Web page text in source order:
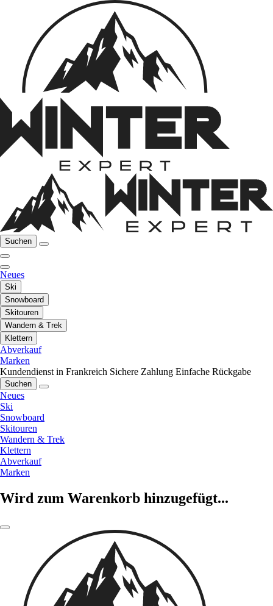
Suchen
Neues
Ski
Snowboard
Skitouren
Wandern & Trek
Klettern
Abverkauf
Marken
Kundendienst in Frankreich Sichere Zahlung Einfache Rückgabe
Suchen
Neues
Ski
Snowboard
Skitouren
Wandern & Trek
Klettern
Abverkauf
Marken
Wird zum Warenkorb hinzugefügt...